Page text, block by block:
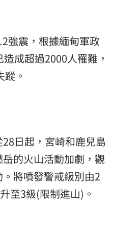
強震，根據緬甸軍政
成超過2000人罹難，
。
日起，宮崎和鹿兒島
的火山活動加劇，觀
將噴發警戒級別由2
至3級(限制進山)。